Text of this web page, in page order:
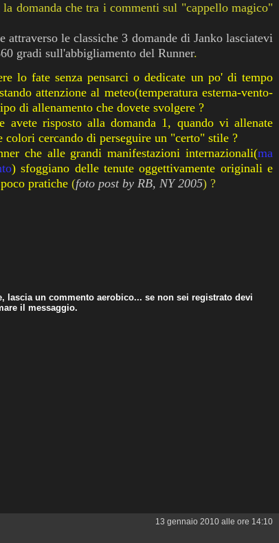
domanda che tra i commenti sul "cappello magico"
le classiche 3 domande di Jankolasciatevi
gradi sull'abbigliamento del Runner.
lo fate senza pensarci o dedicate un po' di tempo
attenzione al meteo(temperatura esterna-vento-
di allenamento che dovete svolgere ?
avete risposto alla domanda 1, quando vi allenate
colori cercando di perseguire un "certo" stile ?
che alle grandimanifestazioni internazionali(ma
) sfoggiano delle tenuteoggettivamente originali e
poco pratiche (foto post by RB, NY2005) ?
lascia un commento aerobico... se non sei registrato devi
il messaggio.
13 gennaio 2010 alle ore 14:10